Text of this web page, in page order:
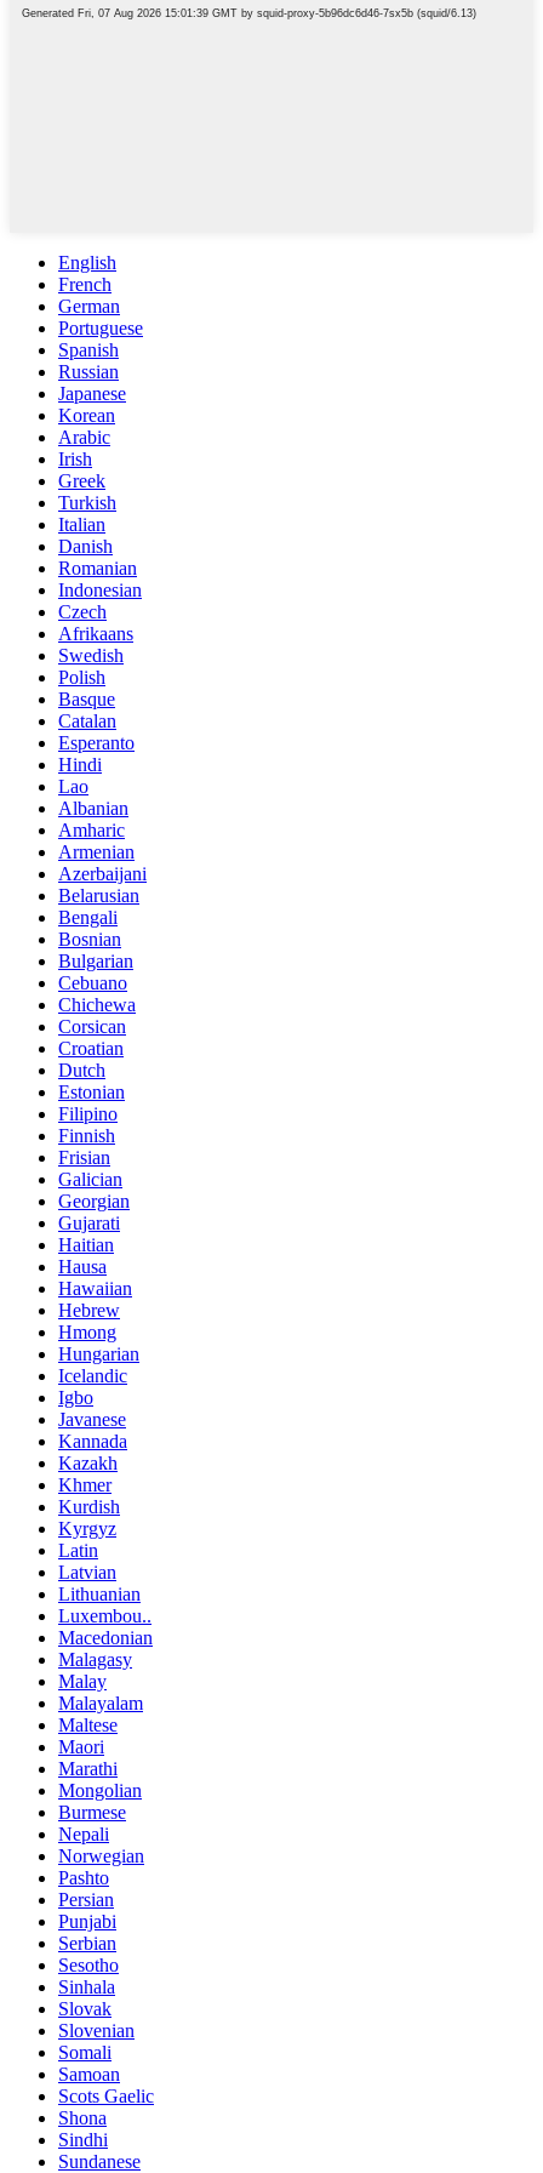
English
French
German
Portuguese
Spanish
Russian
Japanese
Korean
Arabic
Irish
Greek
Turkish
Italian
Danish
Romanian
Indonesian
Czech
Afrikaans
Swedish
Polish
Basque
Catalan
Esperanto
Hindi
Lao
Albanian
Amharic
Armenian
Azerbaijani
Belarusian
Bengali
Bosnian
Bulgarian
Cebuano
Chichewa
Corsican
Croatian
Dutch
Estonian
Filipino
Finnish
Frisian
Galician
Georgian
Gujarati
Haitian
Hausa
Hawaiian
Hebrew
Hmong
Hungarian
Icelandic
Igbo
Javanese
Kannada
Kazakh
Khmer
Kurdish
Kyrgyz
Latin
Latvian
Lithuanian
Luxembou..
Macedonian
Malagasy
Malay
Malayalam
Maltese
Maori
Marathi
Mongolian
Burmese
Nepali
Norwegian
Pashto
Persian
Punjabi
Serbian
Sesotho
Sinhala
Slovak
Slovenian
Somali
Samoan
Scots Gaelic
Shona
Sindhi
Sundanese